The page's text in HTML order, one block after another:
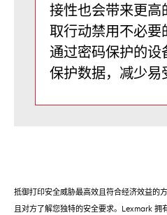
接性也会带来更高
取行动禁用不必要
通过密码保护的设
保护数据，减少易
抵御打印安全威胁最高效且符合经济效益的
且对方了解您独特的安全要求。Lexmark 拥